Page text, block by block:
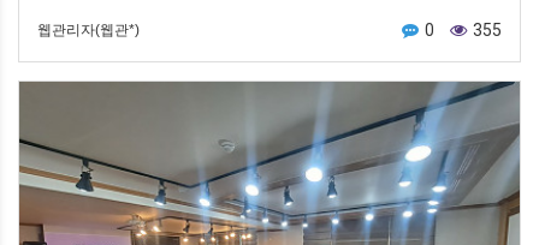
웹관리자(웹관*) 0 355